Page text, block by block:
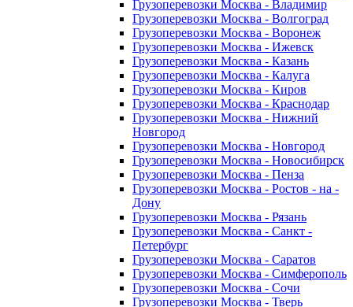
Грузоперевозки Москва - Владимир
Грузоперевозки Москва - Волгоград
Грузоперевозки Москва - Воронеж
Грузоперевозки Москва - Ижевск
Грузоперевозки Москва - Казань
Грузоперевозки Москва - Калуга
Грузоперевозки Москва - Киров
Грузоперевозки Москва - Краснодар
Грузоперевозки Москва - Нижний
Новгород
Грузоперевозки Москва - Новгород
Грузоперевозки Москва - Новосибирск
Грузоперевозки Москва - Пенза
Грузоперевозки Москва - Ростов - на -
Дону
Грузоперевозки Москва - Рязань
Грузоперевозки Москва - Санкт -
Петербург
Грузоперевозки Москва - Саратов
Грузоперевозки Москва - Симферополь
Грузоперевозки Москва - Сочи
Грузоперевозки Москва - Тверь